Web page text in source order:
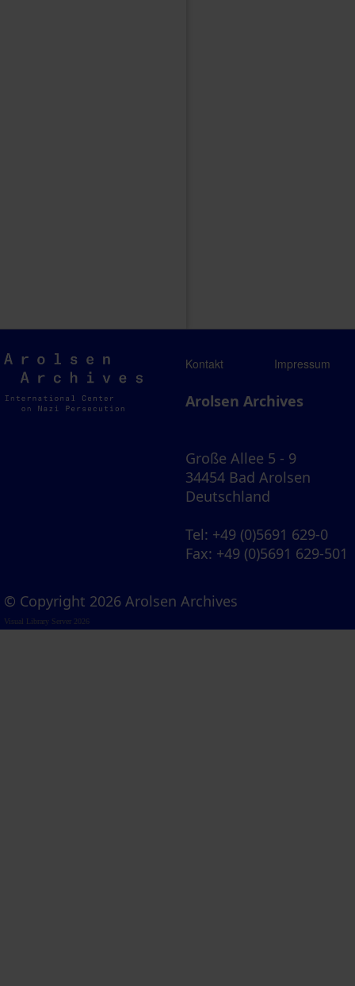
Arolsen
Archives
Kontakt Impressum
Arolsen Archives
Große Allee 5 - 9
34454 Bad Arolsen
Deutschland
Tel: +49 (0)5691 629-0
Fax: +49 (0)5691 629-501
© Copyright 2026 Arolsen Archives
Visual Library Server 2026